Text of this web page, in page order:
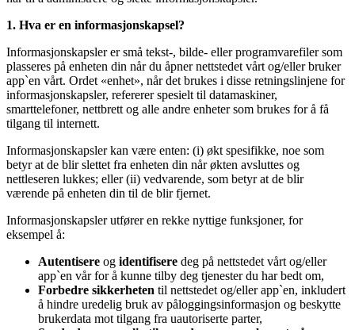
1. Hva er en informasjonskapsel?
Informasjonskapsler er små tekst-, bilde- eller programvarefiler som
plasseres på enheten din når du åpner nettstedet vårt og/eller bruker
app`en vårt. Ordet «enhet», når det brukes i disse retningslinjene for
informasjonskapsler, refererer spesielt til datamaskiner,
smarttelefoner, nettbrett og alle andre enheter som brukes for å få
tilgang til internett.
Informasjonskapsler kan være enten: (i) økt spesifikke, noe som
betyr at de blir slettet fra enheten din når økten avsluttes og
nettleseren lukkes; eller (ii) vedvarende, som betyr at de blir
værende på enheten din til de blir fjernet.
Informasjonskapsler utfører en rekke nyttige funksjoner, for
eksempel å:
Autentisere og identifisere deg på nettstedet vårt og/eller
app`en vår for å kunne tilby deg tjenester du har bedt om,
Forbedre sikkerheten til nettstedet og/eller app`en, inkludert
å hindre uredelig bruk av påloggingsinformasjon og beskytte
brukerdata mot tilgang fra uautoriserte parter,